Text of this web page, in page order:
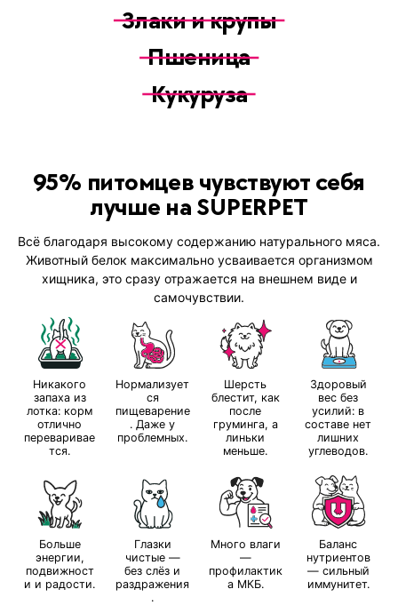
Злаки и крупы
Пшеница
Кукуруза
95% питомцев чувствуют себя
лучше на SUPERPET
Всё благодаря высокому содержанию натурального мяса.
Животный белок максимально усваивается организмом
хищника, это сразу отражается на внешнем виде и
самочувствии.
Никакого
запаха из
лотка: корм
отлично
переваривае
тся.
Нормализует
ся
пищеварение
. Даже у
проблемных.
Шерсть
блестит, как
после
груминга, а
линьки
меньше.
Здоровый
вес без
усилий: в
составе нет
лишних
углеводов.
Больше
энергии,
подвижност
и и радости.
Глазки
чистые —
без слёз и
раздражения
.
Много влаги
—
профилактик
а МКБ.
Баланс
нутриентов
— сильный
иммунитет.